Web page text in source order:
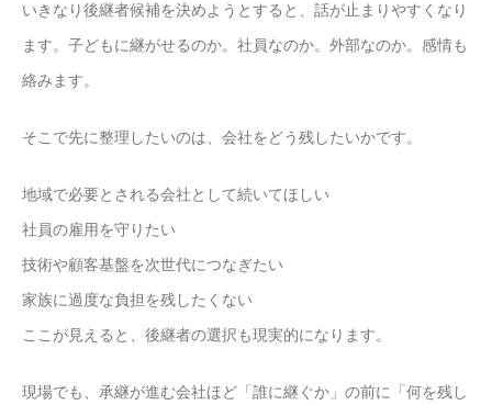
いきなり後継者候補を決めようとすると、話が止まりやすくなり
ます。子どもに継がせるのか。社員なのか。外部なのか。感情も
絡みます。
そこで先に整理したいのは、会社をどう残したいかです。
地域で必要とされる会社として続いてほしい
社員の雇用を守りたい
技術や顧客基盤を次世代につなぎたい
家族に過度な負担を残したくない
ここが見えると、後継者の選択も現実的になります。
現場でも、承継が進む会社ほど「誰に継ぐか」の前に「何を残し